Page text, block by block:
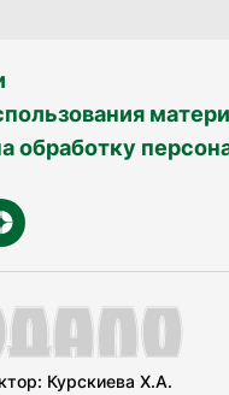
обработку
Курскиева Х.А.